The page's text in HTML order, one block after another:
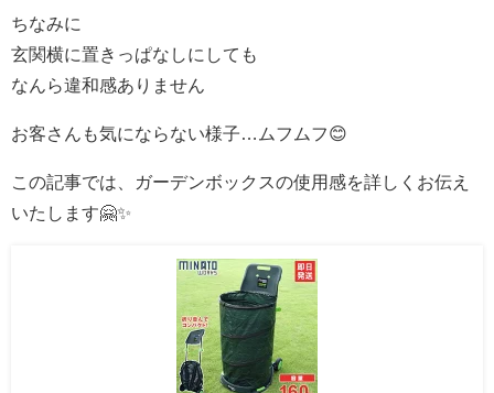
ちなみに
玄関横に置きっぱなしにしても
なんら違和感ありません
お客さんも気にならない様子…ムフムフ😊
この記事では、ガーデンボックスの使用感を詳しくお伝え
いたします🤗✨